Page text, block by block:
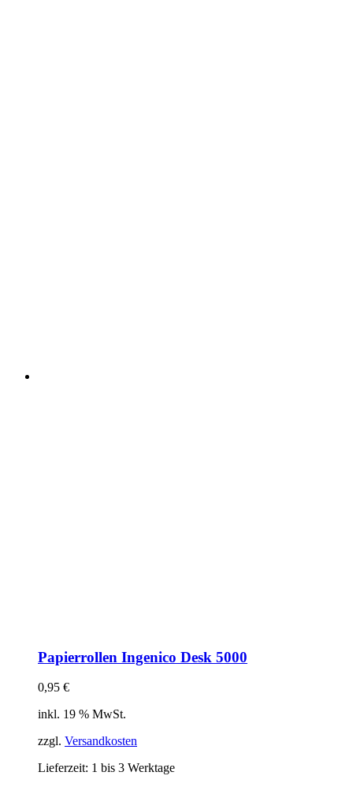
Papierrollen Ingenico Desk 5000
0,95 €
inkl. 19 % MwSt.
zzgl. Versandkosten
Lieferzeit: 1 bis 3 Werktage